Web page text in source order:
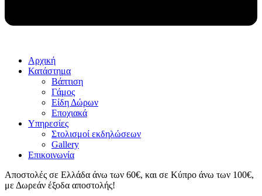
Αρχική
Κατάστημα
Βάπτιση
Γάμος
Είδη Δώρων
Εποχιακά
Υπηρεσίες
Στολισμοί εκδηλώσεων
Gallery
Επικοινωνία
Αποστολές σε Ελλάδα άνω των 60€, και σε Κύπρο άνω των 100€,
με Δωρεάν έξοδα αποστολής!